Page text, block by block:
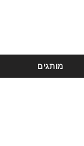
מותגים